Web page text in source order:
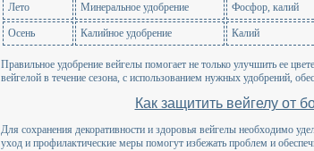
Лето Минеральное удобрение Фосфор, калий
Осень Калийное удобрение Калий
Правильное удобрение вейгелы помогает не только улучшить ее
вейгелой в течение сезона, с использованием нужных удобрений,
Как защитить вейгелу от
Для сохранения декоративности и здоровья вейгелы необходимо
уход и профилактические меры помогут избежать проблем и